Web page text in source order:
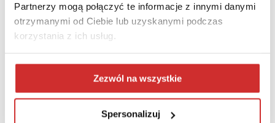
Partnerzy mogą połączyć te informacje z innymi danymi
otrzymanymi od Ciebie lub uzyskanymi podczas
korzystania z ich usług.
Zezwól na wszystkie
Spersonalizuj
LUMEN 2021: Prezentacja – Rekomendacje metodyczne
KPRM – krok w stronę polskiej metodyki zarządzania
projektami